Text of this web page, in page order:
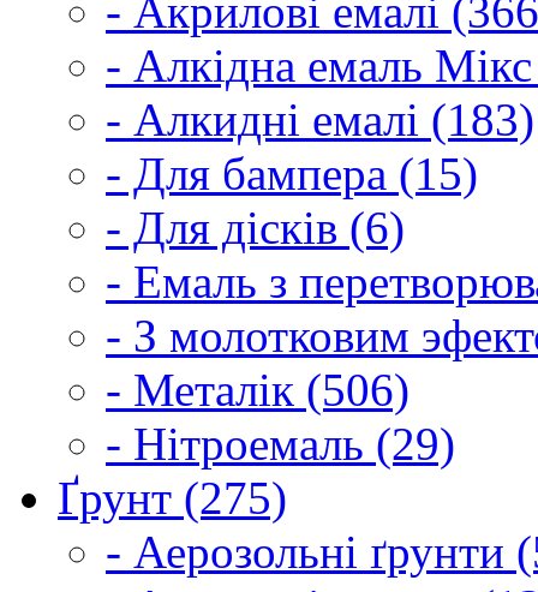
- Акрилові емалі
- Алкідна емаль
- Алкидні емалі (183)
- Для бампера (15)
- Для дісків (6)
- Емаль з
- З молотковим
- Металік (506)
- Нітроемаль (29)
Ґрунт (275)
- Аерозольні ґрунти